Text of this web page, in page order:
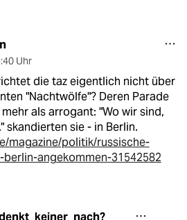
Uhr
die taz eigentlich nicht über
"Nachtwölfe"? Deren Parade
als arrogant: "Wo wir sind,
skandierten sie - in Berlin.
magazine/politik/russische-
angekommen-31542582